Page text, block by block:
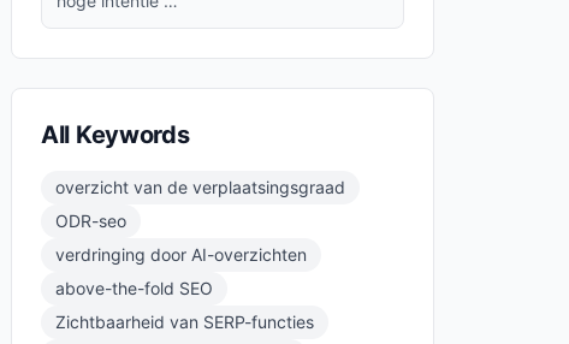
All Keywords
overzicht van de verplaatsingsgraad
ODR-seo
verdringing door AI-overzichten
above-the-fold SEO
Zichtbaarheid van SERP-functies